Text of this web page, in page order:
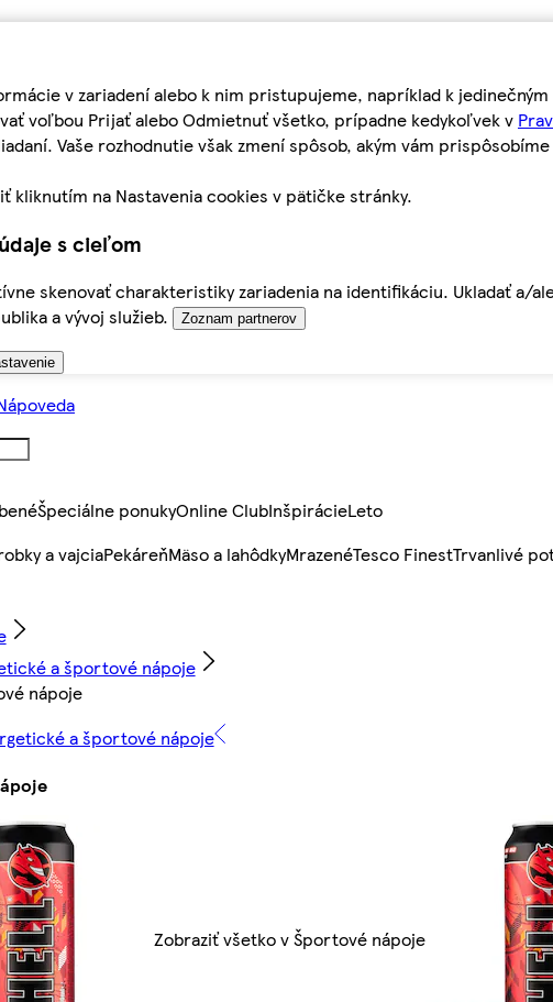
v zariadení alebo k nim pristupujeme, napríklad k
voľbou Prijať alebo Odmietnuť všetko, prípadne kedykoľvek v
Vaše rozhodnutie však zmení spôsob, akým vám
kliknutím na Nastavenia cookies v pätičke stránky.
s cieľom
skenovať charakteristiky zariadenia na identifikáciu. Ukladať a/
a vývoj služieb.
Zoznam partnerov
Špeciálne ponukyOnline ClubInšpirácieLeto
a vajciaPekáreňMäso a lahôdkyMrazenéTesco FinestTrvanlivé
a športové nápoje
nápoje
a športové nápoje
Zobraziť všetko v Športové nápoje